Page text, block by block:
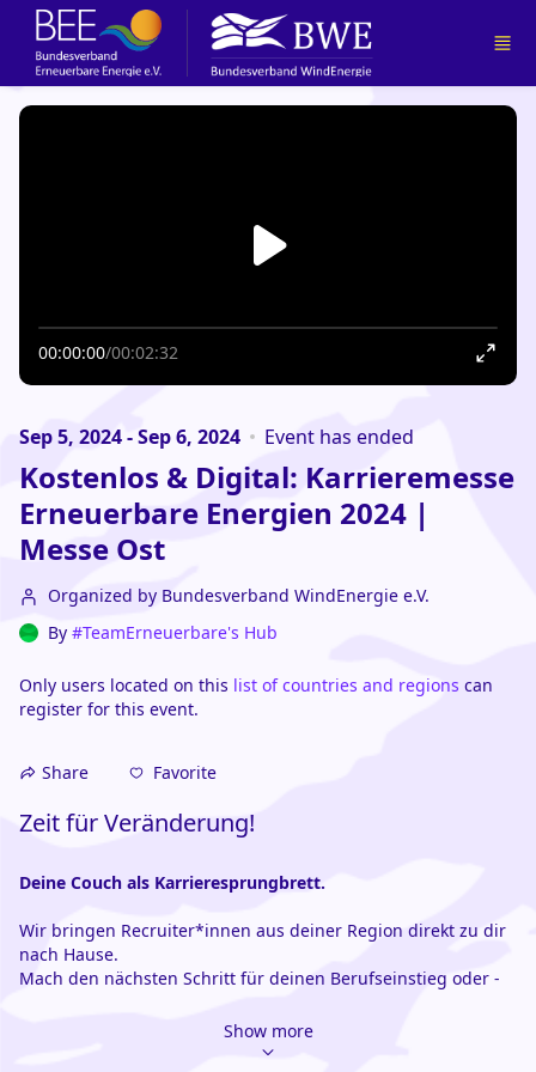
Skip to main content
00:00:00/00:02:32
Sep 5, 2024 - Sep 6, 2024 Event has ended
Kostenlos & Digital: Karrieremesse
Erneuerbare Energien 2024 |
Messe Ost
Organized by Bundesverband WindEnergie e.V.
By #TeamErneuerbare's Hub
Only users located on this list of countries and regions can
register for this event.
Share Favorite
Zeit für Veränderung!
Deine Couch als Karrieresprungbrett.
Wir bringen Recruiter*innen aus deiner Region direkt zu dir
nach Hause.
Mach den nächsten Schritt für deinen Berufseinstieg oder -
Lerne Unternehmen aus den Erneuerbaren Energien kennen:
Besuche interaktiven Sessions und knüpfe wertvolle
Show more